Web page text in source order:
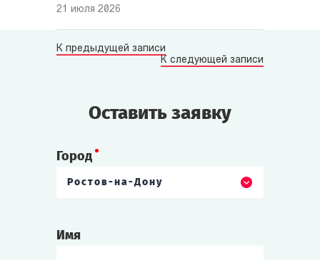
21 июля 2026
К предыдущей записи
К следующей записи
Оставить заявку
Город
Ростов-на-Дону
Имя